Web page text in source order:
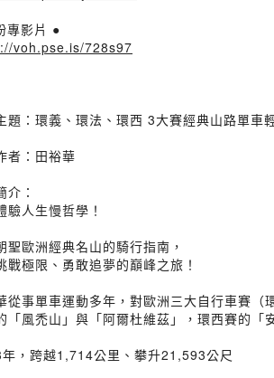
專影片 ●
voh.pse.is/728s97
題：環義、環法、環西 3大賽經典山路單車
者：田裕華
介：
驗人生慢哲學！
聖歐洲經典名山的騎行指南，
戰極限、勇敢追夢的巔峰之旅！
從事單車運動多年，對歐洲三大自行車賽
「風禿山」與「阿爾杜維茲」，環西賽的
，跨越1,714公里、攀升21,593公尺